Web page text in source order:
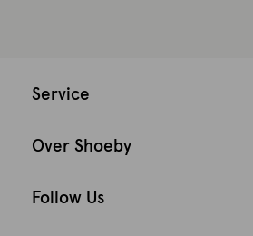
Service
Over Shoeby
Follow Us